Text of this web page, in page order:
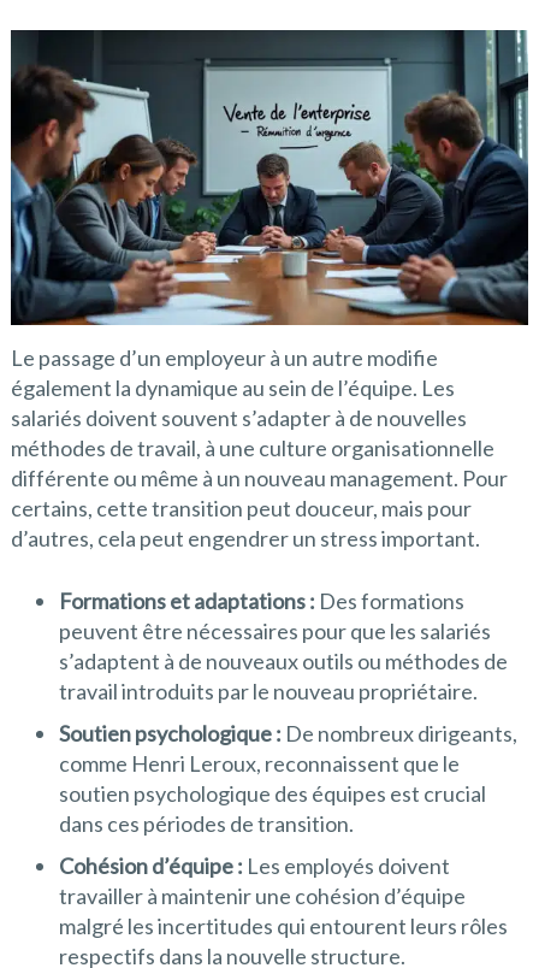
Le passage d’un employeur à un autre modifie
également la dynamique au sein de l’équipe. Les
salariés doivent souvent s’adapter à de nouvelles
méthodes de travail, à une culture organisationnelle
différente ou même à un nouveau management. Pour
certains, cette transition peut douceur, mais pour
d’autres, cela peut engendrer un stress important.
Formations et adaptations : Des formations
peuvent être nécessaires pour que les salariés
s’adaptent à de nouveaux outils ou méthodes de
travail introduits par le nouveau propriétaire.
Soutien psychologique : De nombreux dirigeants,
comme Henri Leroux, reconnaissent que le
soutien psychologique des équipes est crucial
dans ces périodes de transition.
Cohésion d’équipe : Les employés doivent
travailler à maintenir une cohésion d’équipe
malgré les incertitudes qui entourent leurs rôles
respectifs dans la nouvelle structure.